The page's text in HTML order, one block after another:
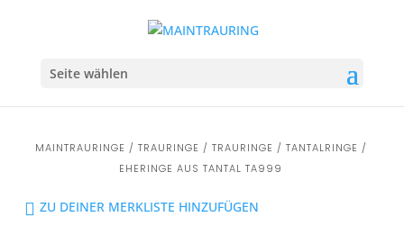
Seite wählen
MAINTRAURINGE / TRAURINGE / TRAURINGE / TANTALRINGE /
EHERINGE AUS TANTAL TA999
ZU DEINER MERKLISTE HINZUFÜGEN